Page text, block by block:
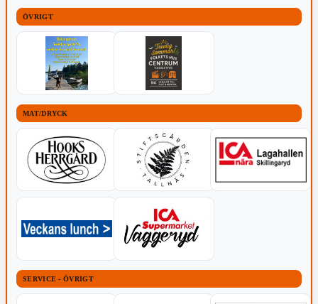
ÖVRIGT
MAT/DRYCK
SERVICE - ÖVRIGT